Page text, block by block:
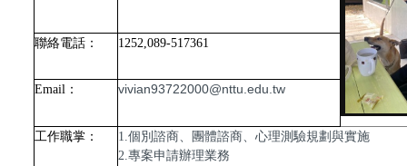
聯絡電話： 1252,089-517361
Email ： vivian93722000@nttu.edu.tw
工作職掌：
1.個別諮商、團體諮商、心理測驗規劃與實施
2.專案申請辦理業務